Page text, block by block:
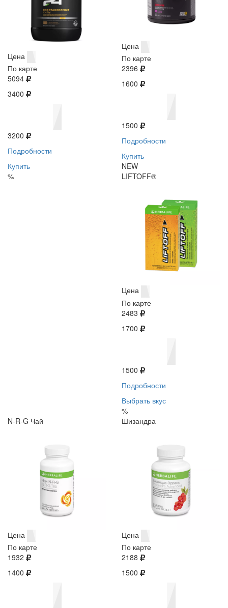
Цена
По карте
5094
3400
3200
Подробности
Купить
%
Цена
По карте
2396
1600
1500
Подробности
Купить
NEW
LIFTOFF®
Цена
По карте
2483
1700
1500
Подробности
Выбрать вкус
%
N-R-G Чай
Цена
По карте
1932
1400
Шизандра
Цена
По карте
2188
1500